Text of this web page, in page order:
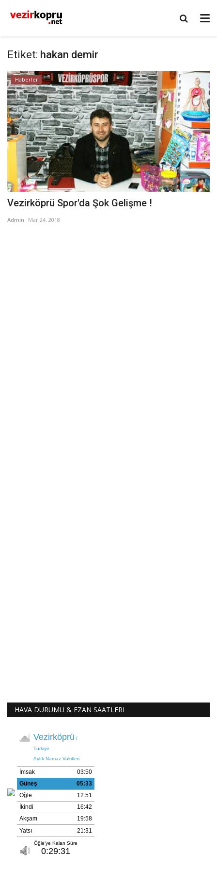
Etiket: hakan demir
Haberler
Vezirköprü Spor'da Şok Gelişme !
Admin Mar 24, 2018
HAVA DURUMU & EZAN SAATLERI